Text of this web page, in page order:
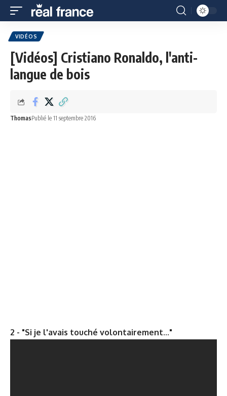
VIDÉOS
[Vidéos] Cristiano Ronaldo, l'anti-
langue de bois
ThomasPublié le 11 septembre 2016
2 - "Si je l'avais touché volontairement..."